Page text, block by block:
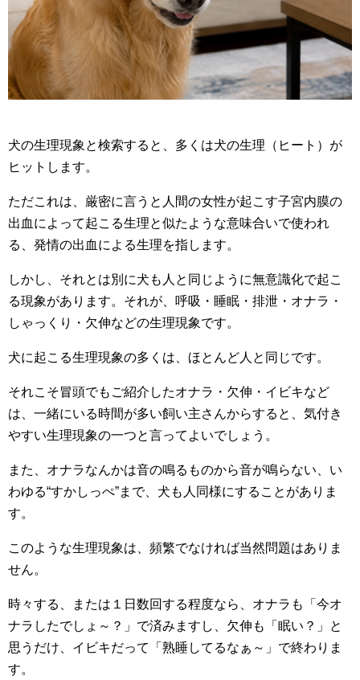
犬の生理現象と検索すると、多くは犬の生理（ヒート）が
ヒットします。
ただこれは、厳密に言うと人間の女性が起こす子宮内膜の
出血によって起こる生理と似たような意味合いで使われ
る、発情の出血による生理を指します。
しかし、それとは別に犬も人と同じように無意識化で起こ
る現象があります。それが、呼吸・睡眠・排泄・オナラ・
しゃっくり・欠伸などの生理現象です。
犬に起こる生理現象の多くは、ほとんど人と同じです。
それこそ冒頭でもご紹介したオナラ・欠伸・イビキなど
は、一緒にいる時間が多い飼い主さんからすると、気付き
やすい生理現象の一つと言ってよいでしょう。
また、オナラなんかは音の鳴るものから音が鳴らない、い
わゆる“すかしっぺ”まで、犬も人同様にすることがありま
す。
このような生理現象は、頻繁でなければ当然問題はありま
せん。
時々する、または１日数回する程度なら、オナラも「今オ
ナラしたでしょ～？」で済みますし、欠伸も「眠い？」と
思うだけ、イビキだって「熟睡してるなぁ～」で終わりま
す。